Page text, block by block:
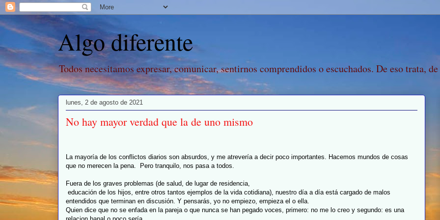
Algo diferente
Todos necesitamos expresar, comunicar, sentirnos comprendidos o escuchados. De eso trata,
lunes, 2 de agosto de 2021
No hay mayor verdad que la de uno mismo
La mayoría de los conflictos diarios son absurdos, y me atrevería a decir poco importantes. Hacemos mundos de cosas
que no merecen la pena. Pero tranquilo, nos pasa a todos.
Fuera de los graves problemas (de salud, de lugar de residencia,
educación de los hijos, entre otros tantos ejemplos de la vida cotidiana), nuestro día a día está cargado de malos
entendidos que terminan en discusión. Y pensarás, yo no empiezo, empieza el o ella.
Quien dice que no se enfada en la pareja o que nunca se han pegado voces, primero: no me lo creo y segundo: es una